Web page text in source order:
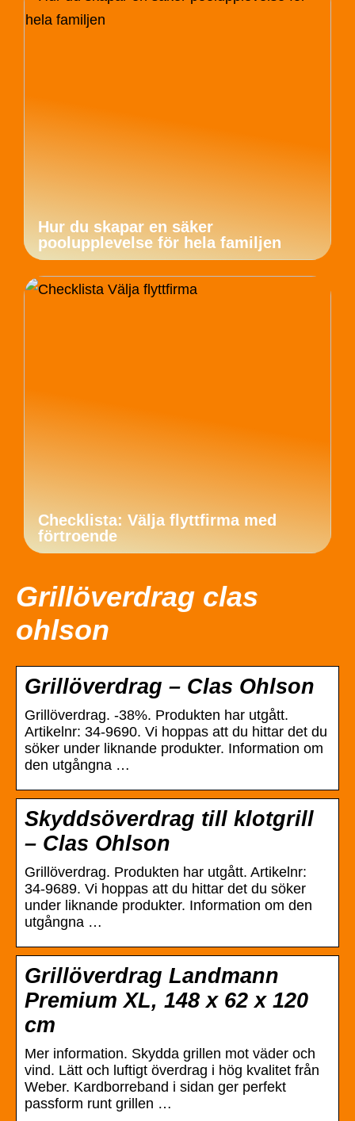
Hur du skapar en säker
poolupplevelse för hela familjen
Checklista: Välja flyttfirma med
förtroende
Grillöverdrag clas
ohlson
Grillöverdrag – Clas Ohlson
Grillöverdrag. -38%. Produkten har utgått.
Artikelnr: 34-9690. Vi hoppas att du hittar det du
söker under liknande produkter. Information om
den utgångna …
Skyddsöverdrag till klotgrill
– Clas Ohlson
Grillöverdrag. Produkten har utgått. Artikelnr:
34-9689. Vi hoppas att du hittar det du söker
under liknande produkter. Information om den
utgångna …
Grillöverdrag Landmann
Premium XL, 148 x 62 x 120
cm
Mer information. Skydda grillen mot väder och
vind. Lätt och luftigt överdrag i hög kvalitet från
Weber. Kardborreband i sidan ger perfekt
passform runt grillen …